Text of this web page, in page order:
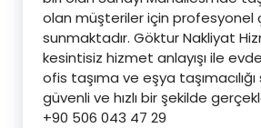
olan müşteriler için profesyonel
sunmaktadır. Göktur Nakliyat
kesintisiz hizmet anlayışı ile
ofis taşıma ve eşya
güvenli ve hızlı bir şekilde
+90 506 043 47 29